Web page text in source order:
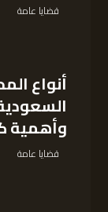
قضايا عامة
أنواع
وأهمية
قضايا عامة